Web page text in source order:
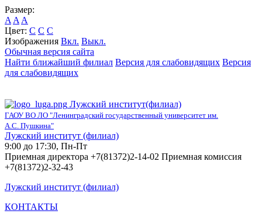
Размер:
A A A
Цвет: C C C
Изображения Вкл. Выкл.
Обычная версия сайта
Найти ближайший филиал Версия для слабовидящих Версия
для слабовидящих
Лужский институт(филиал)
ГАОУ ВО ЛО "Ленинградский государственный университет им.
А.С. Пушкина"
Лужский институт (филиал)
9:00 до 17:30, Пн-Пт
Приемная директора +7(81372)2-14-02 Приемная комиссия
+7(81372)2-32-43
Лужский институт (филиал)
КОНТАКТЫ